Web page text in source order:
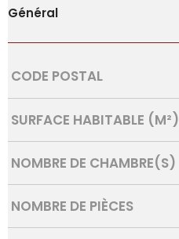
Général
Caractérisque
CODE POSTAL
SURFACE HABITABLE (M²)
NOMBRE DE CHAMBRE(S)
NOMBRE DE PIÈCES